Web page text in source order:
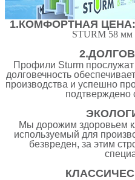
1.КОМФОРТНАЯ ЦЕНА:
STURM 58 мм
Профили Sturm
долговечность
производства и успешно
подтверждено
Мы дорожим здоровьем
используемый для
безвреден, за этим